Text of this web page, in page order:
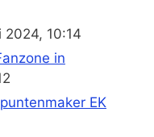
2024, 10:14
in
EK